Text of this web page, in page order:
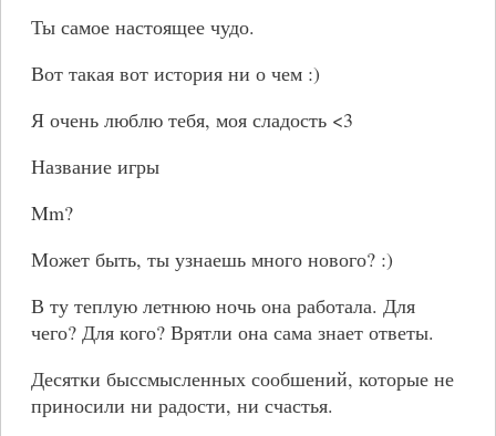
Ты самое настоящее чудо.
Вот такая вот история ни о чем :)
Я очень люблю тебя, моя сладость <3
Название игры
Mm?
Может быть, ты узнаешь много нового? :)
В ту теплую летнюю ночь она работала. Для
чего? Для кого? Врятли она сама знает ответы.
Десятки быссмысленных сообшений, которые не
приносили ни радости, ни счастья.